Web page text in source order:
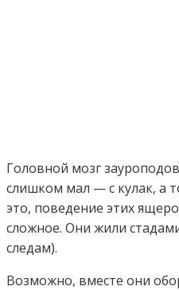
Головной мозг
слишком мал — с кулак, а
это, поведение этих
сложное. Они жили
следам).
Возможно, вместе они